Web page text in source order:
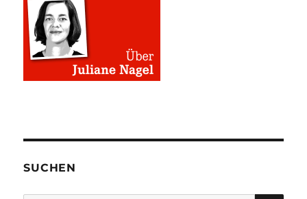
SUCHEN